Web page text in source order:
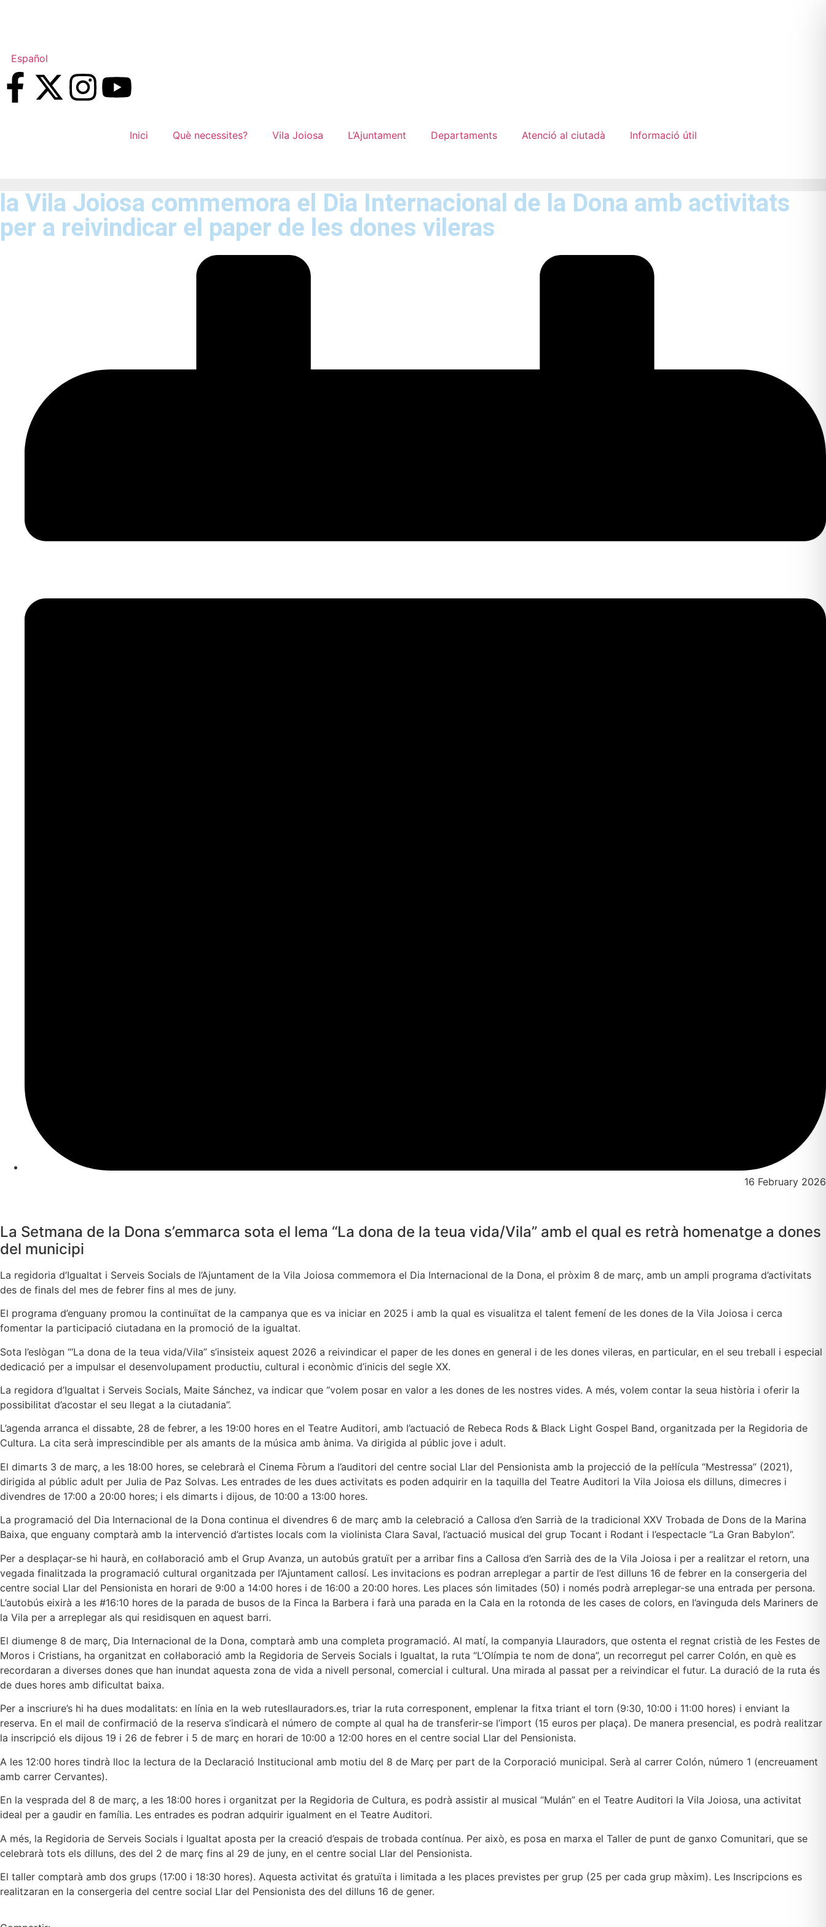
Español
Inici Què necessites? Vila Joiosa L’Ajuntament Departaments Atenció al ciutadà Informació útil
la Vila Joiosa commemora el Dia Internacional de la Dona amb activitats
per a reivindicar el paper de les dones vileras
16 February 2026
La Setmana de la Dona s’emmarca sota el lema “La dona de la teua vida/Vila” amb el qual es retrà homenatge a dones
del municipi
La regidoria d’Igualtat i Serveis Socials de l’Ajuntament de la Vila Joiosa commemora el Dia Internacional de la Dona, el pròxim 8 de març, amb un ampli programa d’activitats
des de finals del mes de febrer fins al mes de juny.
El programa d’enguany promou la continuïtat de la campanya que es va iniciar en 2025 i amb la qual es visualitza el talent femení de les dones de la Vila Joiosa i cerca
fomentar la participació ciutadana en la promoció de la igualtat.
Sota l’eslògan “‘La dona de la teua vida/Vila” s’insisteix aquest 2026 a reivindicar el paper de les dones en general i de les dones vileras, en particular, en el seu treball i especial
dedicació per a impulsar el desenvolupament productiu, cultural i econòmic d’inicis del segle XX.
La regidora d’Igualtat i Serveis Socials, Maite Sánchez, va indicar que “volem posar en valor a les dones de les nostres vides. A més, volem contar la seua història i oferir la
possibilitat d’acostar el seu llegat a la ciutadania”.
L’agenda arranca el dissabte, 28 de febrer, a les 19:00 hores en el Teatre Auditori, amb l’actuació de Rebeca Rods & Black Light Gospel Band, organitzada per la Regidoria de
Cultura. La cita serà imprescindible per als amants de la música amb ànima. Va dirigida al públic jove i adult.
El dimarts 3 de març, a les 18:00 hores, se celebrarà el Cinema Fòrum a l’auditori del centre social Llar del Pensionista amb la projecció de la pel·lícula “Mestressa” (2021),
dirigida al públic adult per Julia de Paz Solvas. Les entrades de les dues activitats es poden adquirir en la taquilla del Teatre Auditori la Vila Joiosa els dilluns, dimecres i
divendres de 17:00 a 20:00 hores; i els dimarts i dijous, de 10:00 a 13:00 hores.
La programació del Dia Internacional de la Dona continua el divendres 6 de març amb la celebració a Callosa d’en Sarrià de la tradicional XXV Trobada de Dons de la Marina
Baixa, que enguany comptarà amb la intervenció d’artistes locals com la violinista Clara Saval, l’actuació musical del grup Tocant i Rodant i l’espectacle “La Gran Babylon”.
Per a desplaçar-se hi haurà, en col·laboració amb el Grup Avanza, un autobús gratuït per a arribar fins a Callosa d’en Sarrià des de la Vila Joiosa i per a realitzar el retorn, una
vegada finalitzada la programació cultural organitzada per l’Ajuntament callosí. Les invitacions es podran arreplegar a partir de l’est dilluns 16 de febrer en la consergeria del
centre social Llar del Pensionista en horari de 9:00 a 14:00 hores i de 16:00 a 20:00 hores. Les places són limitades (50) i només podrà arreplegar-se una entrada per persona.
L’autobús eixirà a les #16:10 hores de la parada de busos de la Finca la Barbera i farà una parada en la Cala en la rotonda de les cases de colors, en l’avinguda dels Mariners de
la Vila per a arreplegar als qui residisquen en aquest barri.
El diumenge 8 de març, Dia Internacional de la Dona, comptarà amb una completa programació. Al matí, la companyia Llauradors, que ostenta el regnat cristià de les Festes de
Moros i Cristians, ha organitzat en col·laboració amb la Regidoria de Serveis Socials i Igualtat, la ruta “L’Olímpia te nom de dona”, un recorregut pel carrer Colón, en què es
recordaran a diverses dones que han inundat aquesta zona de vida a nivell personal, comercial i cultural. Una mirada al passat per a reivindicar el futur. La duració de la ruta és
de dues hores amb dificultat baixa.
Per a inscriure’s hi ha dues modalitats: en línia en la web rutesllauradors.es, triar la ruta corresponent, emplenar la fitxa triant el torn (9:30, 10:00 i 11:00 hores) i enviant la
reserva. En el mail de confirmació de la reserva s’indicarà el número de compte al qual ha de transferir-se l’import (15 euros per plaça). De manera presencial, es podrà realitzar
la inscripció els dijous 19 i 26 de febrer i 5 de març en horari de 10:00 a 12:00 hores en el centre social Llar del Pensionista.
A les 12:00 hores tindrà lloc la lectura de la Declaració Institucional amb motiu del 8 de Març per part de la Corporació municipal. Serà al carrer Colón, número 1 (encreuament
amb carrer Cervantes).
En la vesprada del 8 de març, a les 18:00 hores i organitzat per la Regidoria de Cultura, es podrà assistir al musical “Mulán” en el Teatre Auditori la Vila Joiosa, una activitat
ideal per a gaudir en família. Les entrades es podran adquirir igualment en el Teatre Auditori.
A més, la Regidoria de Serveis Socials i Igualtat aposta per la creació d’espais de trobada contínua. Per això, es posa en marxa el Taller de punt de ganxo Comunitari, que se
celebrarà tots els dilluns, des del 2 de març fins al 29 de juny, en el centre social Llar del Pensionista.
El taller comptarà amb dos grups (17:00 i 18:30 hores). Aquesta activitat és gratuïta i limitada a les places previstes per grup (25 per cada grup màxim). Les Inscripcions es
realitzaran en la consergeria del centre social Llar del Pensionista des del dilluns 16 de gener.